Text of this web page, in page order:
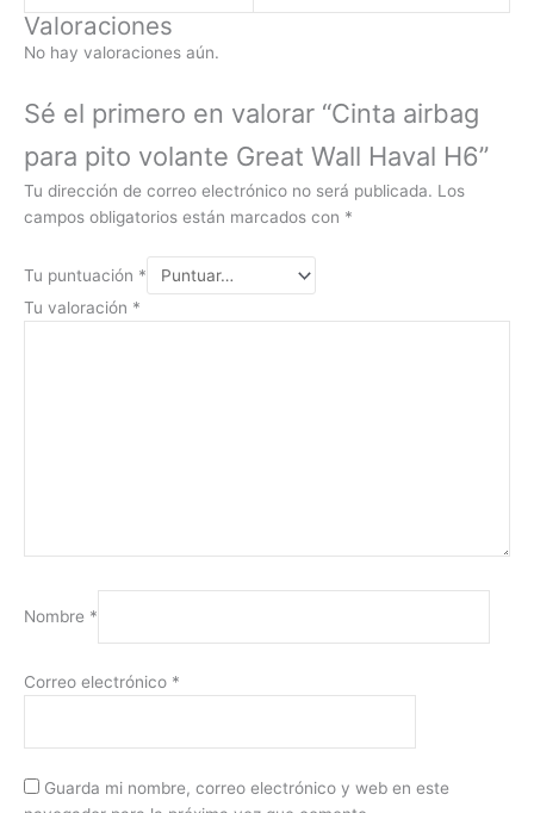
Valoraciones
No hay valoraciones aún.
Sé el primero en valorar “Cinta airbag
para pito volante Great Wall Haval H6”
Tu dirección de correo electrónico no será publicada. Los
campos obligatorios están marcados con *
Tu puntuación *
Tu valoración *
Nombre *
Correo electrónico *
Guarda mi nombre, correo electrónico y web en este